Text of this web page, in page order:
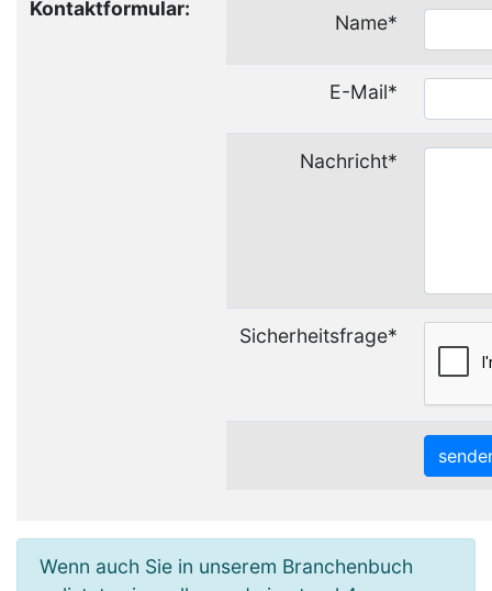
Kontaktformular:
Name*
E-Mail*
Nachricht*
Sicherheitsfrage*
Wenn auch Sie in unserem Branchenbuch